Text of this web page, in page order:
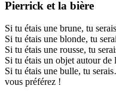
Pierrick et la bière
Si tu étais une brune, tu
Si tu étais une blonde, tu
Si tu étais une rousse, tu
Si tu étais un objet autour
Si tu étais une bulle, tu
vous préférez !